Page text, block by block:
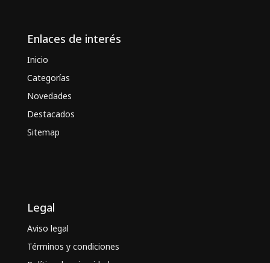
Enlaces de interés
Inicio
Categorías
Novedades
Destacados
Sitemap
Legal
Aviso legal
Términos y condiciones